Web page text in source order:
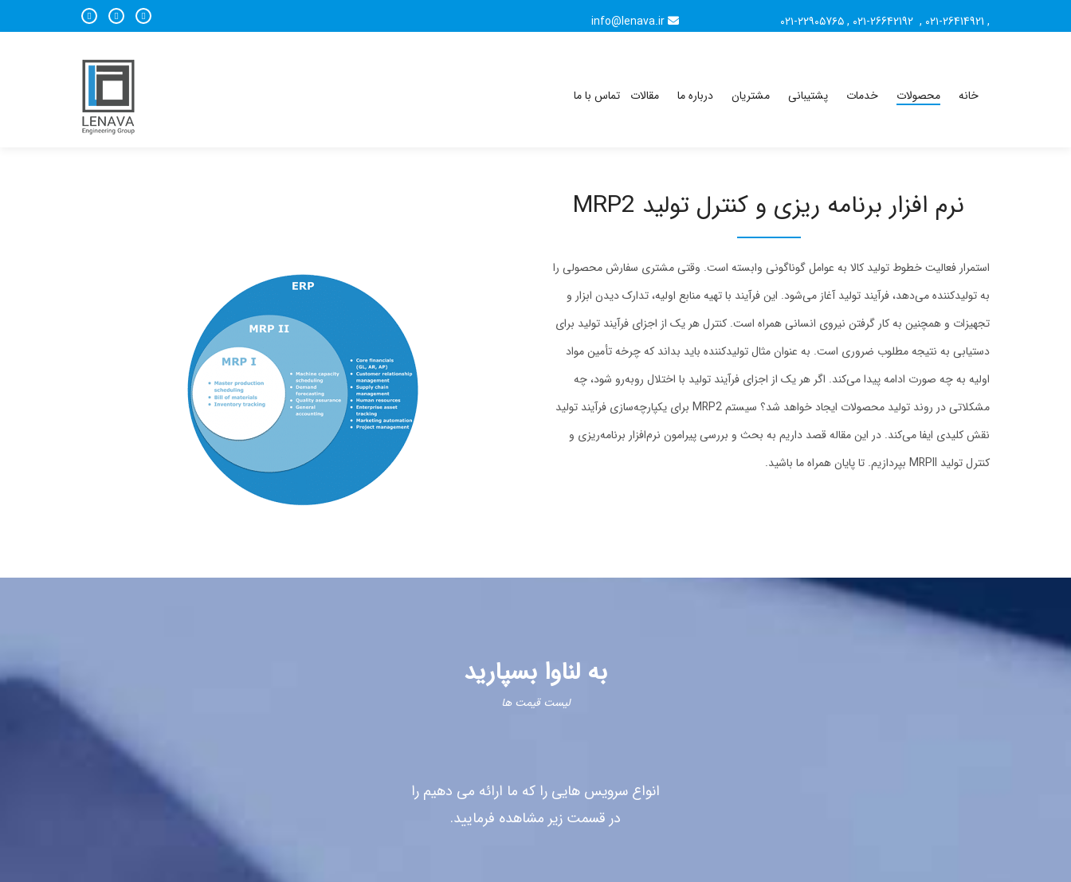
info@lenava.ir , ۰۲۱-26414921 ,
,۰۲۱-۲۲۹۰۵7۶۵
خانه محصولات خدمات پشتیبانی مشتریان درباره ما مقالات تماس با ما
نرم افزار برنامه ریزی و کنترل تولید MRP2
استمرار فعالیت خطوط تولید کالا به عوامل گوناگونی وابسته است. وقتی مشتری سفارش محصولی را
به تولیدکننده می‌دهد، فرآیند تولید آغاز می‌شود. این فرآیند با تهیه منابع اولیه، تدارک دیدن ابزار و
تجهیزات و همچنین به کار گرفتن نیروی انسانی همراه است. کنترل هر یک از اجزای فرآیند تولید برای
دستیابی به نتیجه مطلوب ضروری است. به عنوان مثال تولیدکننده باید بداند که چرخه تأمین مواد
اولیه به چه صورت ادامه پیدا می‌کند. اگر هر یک از اجزای فرآیند تولید با اختلال روبه‌رو شود، چه
مشکلاتی در روند تولید محصولات ایجاد خواهد شد؟ سیستم MRP2 برای یکپارچه‌سازی فرآیند تولید
نقش کلیدی ایفا می‌کند. در این مقاله قصد داریم به بحث و بررسی پیرامون نرم‌افزار برنامه‌ریزی و
کنترل تولید MRPII بپردازیم. تا پایان همراه ما باشید.
به لناوا بسپارید
لیست قیمت ها
انواع سرویس هایی را که ما ارائه می دهیم را
در قسمت زیر مشاهده فرمایید.